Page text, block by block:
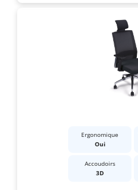
Ergonomique
Oui
Accoudoirs
3D